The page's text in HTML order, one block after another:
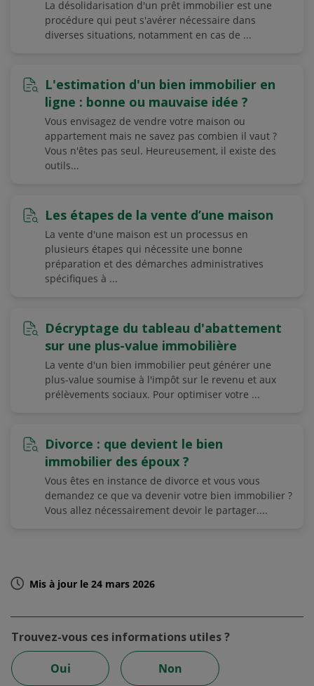
La désolidarisation d'un prêt immobilier est une
procédure qui peut s'avérer nécessaire dans
diverses situations, notamment en cas de ...
L'estimation d'un bien immobilier en
ligne : bonne ou mauvaise idée ?
Vous envisagez de vendre votre maison ou
appartement mais ne savez pas combien il vaut ?
Vous n'êtes pas seul. Heureusement, il existe des
outils...
Les étapes de la vente d’une maison
La vente d'une maison est un processus en
plusieurs étapes qui nécessite une bonne
préparation et des démarches administratives
spécifiques à ...
Décryptage du tableau d'abattement
sur une plus-value immobilière
La vente d'un bien immobilier peut générer une
plus-value soumise à l'impôt sur le revenu et aux
prélèvements sociaux. Pour optimiser votre ...
Divorce : que devient le bien
immobilier des époux ?
Vous êtes en instance de divorce et vous vous
demandez ce que va devenir votre bien immobilier ?
Vous allez nécessairement devoir le partager....
Mis à jour le 24 mars 2026
Trouvez-vous ces informations utiles ?
Oui Non